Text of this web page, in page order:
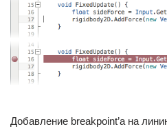
Добавление breakpoint’а на